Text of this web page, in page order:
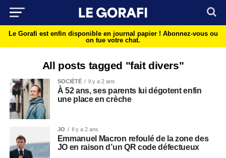
Le Gorafi est enfin disponible en journal papier ! Abonnez-vous ou
on tue votre chat.
All posts tagged "fait divers"
SOCIÉTÉ Il y a 2 ans
À 52 ans, ses parents lui dégotent enfin
une place en crèche
JO Il y a 2 ans
Emmanuel Macron refoulé de la zone des
JO en raison d’un QR code défectueux